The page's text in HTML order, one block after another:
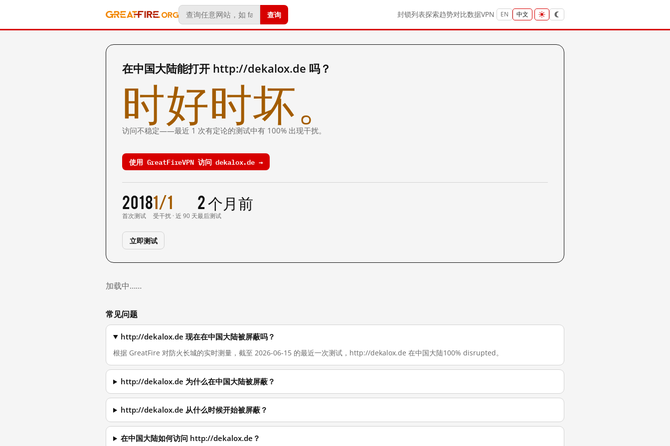
查询 封锁列表探索趋势对比数据VPN EN 中文
在中国大陆能打开 http://dekalox.de 吗？
时好时坏。
访问不稳定——最近 1 次有定论的测试中有 100% 出现干扰。
使用 GreatFireVPN 访问 dekalox.de →
2018
首次测试
1/1
受干扰 · 近 90 天
2 个月前
最后测试
立即测试
加载中……
常见问题
http://dekalox.de 现在在中国大陆被屏蔽吗？
根据 GreatFire 对防火长城的实时测量，截至 2026-06-15 的最近一次测试，http://dekalox.de 在中国大陆100% disrupted。
http://dekalox.de 为什么在中国大陆被屏蔽？
http://dekalox.de 从什么时候开始被屏蔽？
在中国大陆如何访问 http://dekalox.de？